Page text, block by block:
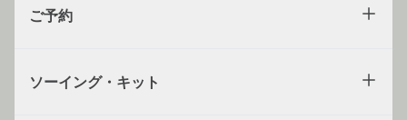
ご予約
ソーイング・キット